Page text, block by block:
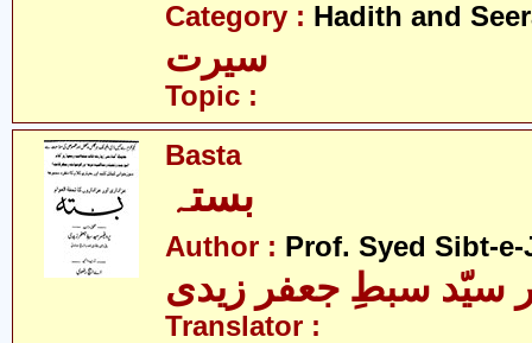
Category : Hadith and
سیرت
Topic :
Basta
بستہ
Author : Prof. Syed Sibt-
سیّد سبطِ جعفر زیدی
Translator :